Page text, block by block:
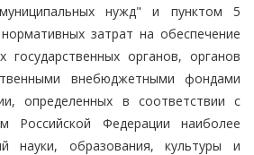
нужд" и пунктом 5
затрат на обеспечение
государственных органов, органов
внебюджетными фондами
определенных в соответствии с
Российской Федерации наиболее
науки, образования, культуры и